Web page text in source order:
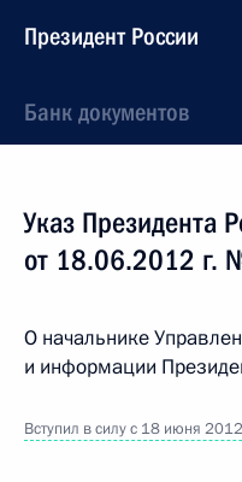
Президент России
Банк документов
Указ Президента
от 18.06.2012 г.
О начальнике
и информации
Вступил в силу с 18 июня